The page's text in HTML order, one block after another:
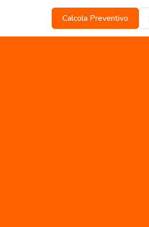
Calcola Preventivo